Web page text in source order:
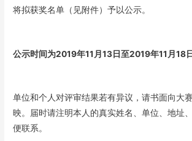
将拟获奖名单（见附件）予以公示。
公示时间为2019年11月13日至2019年11月18日
单位和个人对评审结果若有异议，请书面向大
映。届时请注明本人的真实姓名、单位、地址
便联系。